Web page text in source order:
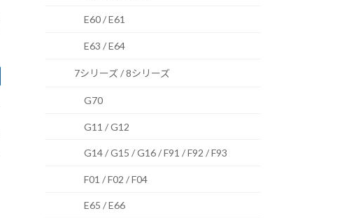
E60 / E61
E63 / E64
7シリーズ / 8シリーズ
G70
G11 / G12
G14 / G15 / G16 / F91 / F92 / F93
F01 / F02 / F04
E65 / E66